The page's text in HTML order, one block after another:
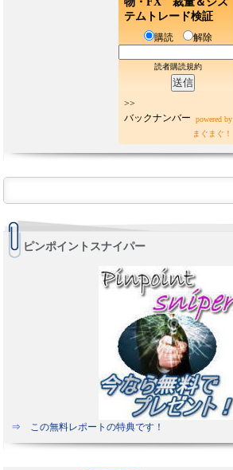
テムトレード検証
購読 解除
読者購読規約
>>
バックナンバー
powered by
まぐまぐ！
ピンポイントスナイパー
⇒ この無料レポートの特典です！